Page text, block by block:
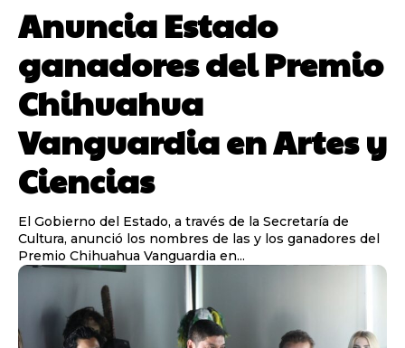
Anuncia Estado
ganadores del Premio
Chihuahua
Vanguardia en Artes y
Ciencias
El Gobierno del Estado, a través de la Secretaría de
Cultura, anunció los nombres de las y los ganadores del
Premio Chihuahua Vanguardia en...